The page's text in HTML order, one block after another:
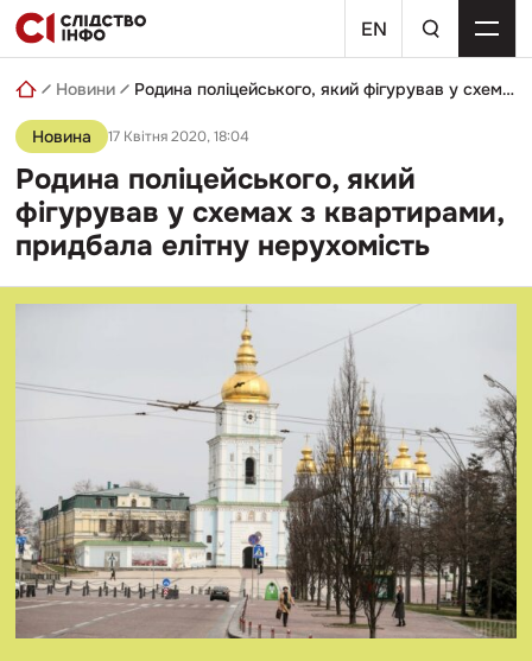
Skip
to
content
EN
пошуковий
запит
Новини Родина поліцейського, який фігурував у схемах з квартирами, придбала елітну нерухомість
Новина 17 Квітня 2020, 18:04
Родина поліцейського, який
фігурував у схемах з квартирами,
придбала елітну нерухомість